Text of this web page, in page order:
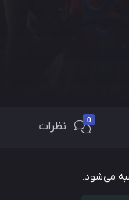
0 نظرات
می‌شود.